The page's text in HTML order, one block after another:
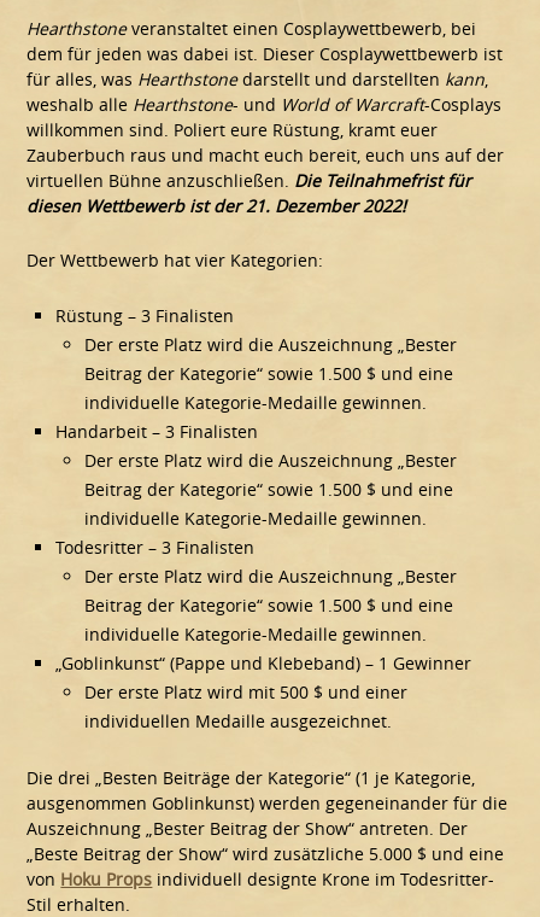
Hearthstoneveranstaltet einen Cosplaywettbewerb, bei
dem für jeden was dabei ist. Dieser Cosplaywettbewerb ist
für alles, was Hearthstonedarstellt und darstellten kann
weshalb alle Hearthstone- und World of Warcraft-Cosplays
willkommen sind. Poliert eure Rüstung, kramt euer
Zauberbuch raus und macht euch bereit, euch uns auf der
virtuellen Bühne anzuschließen. Die Teilnahmefrist für
diesen Wettbewerb ist der 21. Dezember 2022!
Der Wettbewerb hat vier Kategorien:
Rüstung – 3 Finalisten
Der erste Platz wird die Auszeichnung „Bester
Beitrag der Kategorie“ sowie 1.500 $ und eine
individuelle Kategorie-Medaille gewinnen.
Handarbeit – 3 Finalisten
Der erste Platz wird die Auszeichnung „Bester
Beitrag der Kategorie“ sowie 1.500 $ und eine
individuelle Kategorie-Medaille gewinnen.
Todesritter – 3 Finalisten
Der erste Platz wird die Auszeichnung „Bester
Beitrag der Kategorie“ sowie 1.500 $ und eine
individuelle Kategorie-Medaille gewinnen.
„Goblinkunst“ (Pappe und Klebeband) – 1 Gewinner
Der erste Platz wird mit 500 $ und einer
individuellen Medaille ausgezeichnet.
Die drei „Besten Beiträge der Kategorie“ (1 je Kategorie,
ausgenommen Goblinkunst) werden gegeneinander für die
Auszeichnung „Bester Beitrag der Show“ antreten. Der
„Beste Beitrag der Show“ wird zusätzliche 5.000 $ und eine
von Hoku Props individuell designte Krone im Todesritter-
Stil erhalten.